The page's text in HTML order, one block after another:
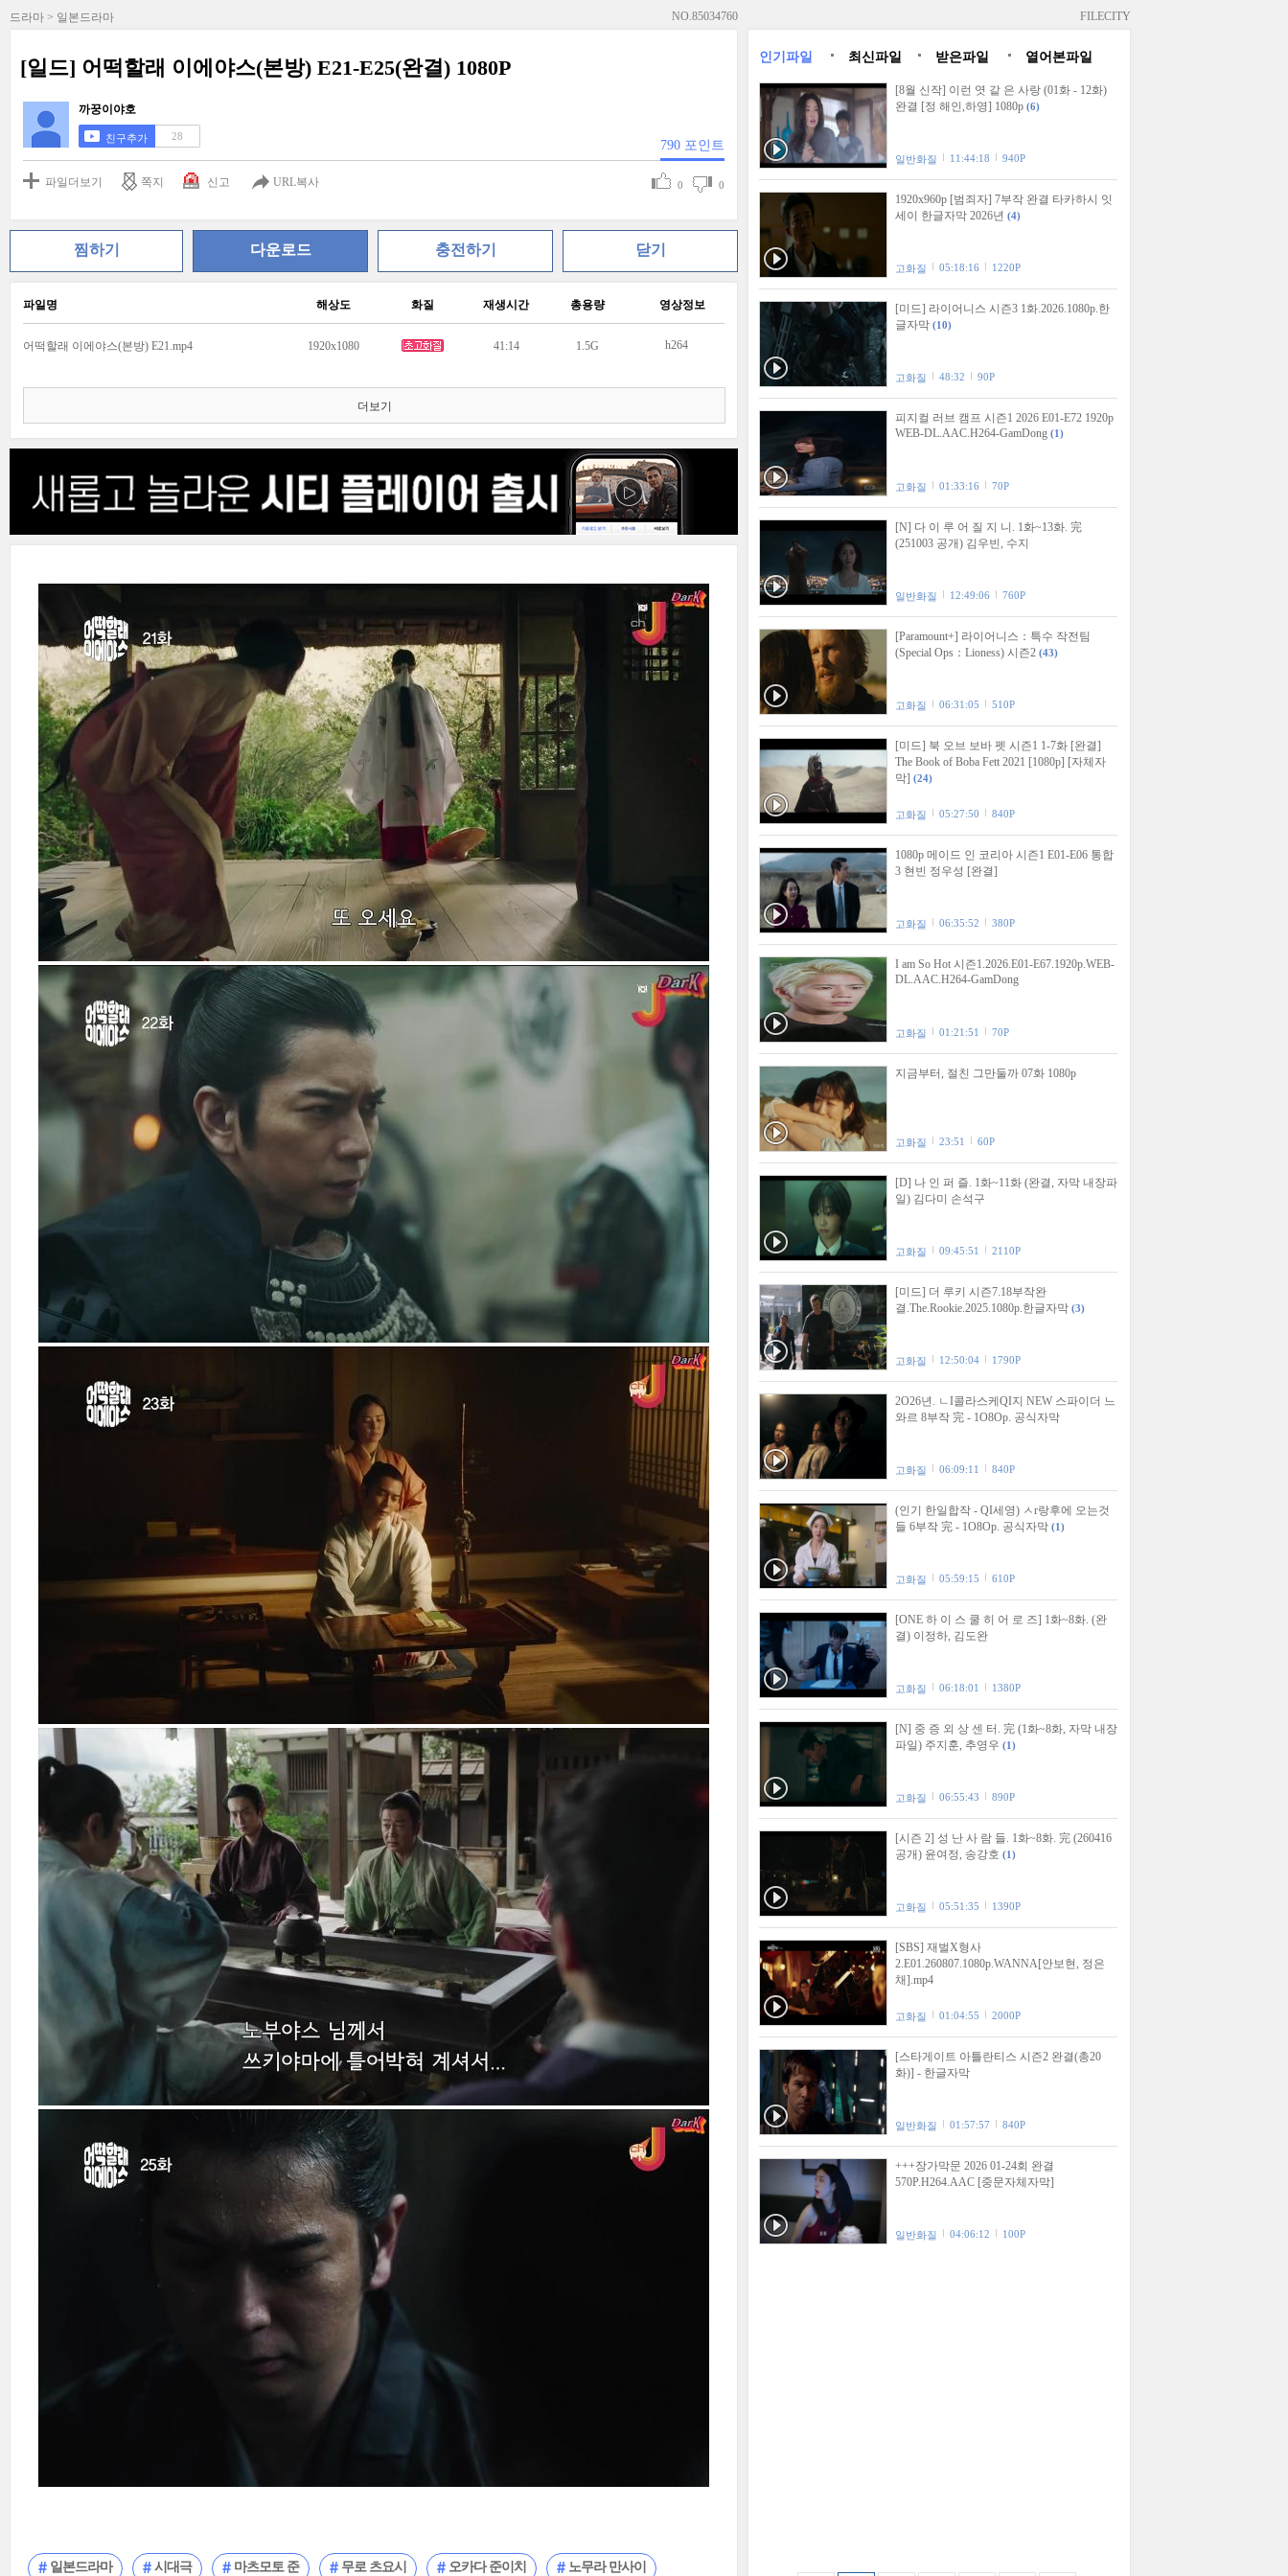
드라마 > 일본드라마 NO.85034760
[일드] 어떡할래 이에야스(본방) E21-E25(완결) 1080P
까꿍이야호
친구추가 28
790 포인트
파일더보기 쪽지 신고 URL복사 0 0
찜하기 다운로드 충전하기 닫기
파일명 해상도 화질 재생시간 총용량 영상정보
어떡할래 이에야스(본방) E21.mp4 1920x1080 41:14 1.5G h264
더보기
일본드라마 시대극 마츠모토 준 무로 츠요시 오카다 준이치 노무라 만사이
FILECITY
인기파일 최신파일 받은파일 열어본파일
[8월 신작] 이런 엿 같 은 사랑 (01화 - 12화)
완결 [정 해인,하영] 1080p (6)
일반화질 11:44:18 940P
1920x960p [범죄자] 7부작 완결 타카하시 잇
세이 한글자막 2026년 (4)
고화질 05:18:16 1220P
[미드] 라이어니스 시즌3 1화.2026.1080p.한
글자막 (10)
고화질 48:32 90P
피지컬 러브 캠프 시즌1 2026 E01-E72 1920p
WEB-DL.AAC.H264-GamDong (1)
고화질 01:33:16 70P
[N] 다 이 루 어 질 지 니. 1화~13화. 完
(251003 공개) 김우빈, 수지
일반화질 12:49:06 760P
[Paramount+] 라이어니스：특수 작전팀
(Special Ops：Lioness) 시즌2 (43)
고화질 06:31:05 510P
[미드] 북 오브 보바 펫 시즌1 1-7화 [완결]
The Book of Boba Fett 2021 [1080p] [자체자
막] (24)
고화질 05:27:50 840P
1080p 메이드 인 코리아 시즌1 E01-E06 통합
3 현빈 정우성 [완결]
고화질 06:35:52 380P
I am So Hot 시즌1.2026.E01-E67.1920p.WEB-
DL.AAC.H264-GamDong
고화질 01:21:51 70P
지금부터, 절친 그만둘까 07화 1080p
고화질 23:51 60P
[D] 나 인 퍼 즐. 1화~11화 (완결, 자막 내장파
일) 김다미 손석구
고화질 09:45:51 2110P
[미드] 더 루키 시즌7.18부작완
결.The.Rookie.2025.1080p.한글자막 (3)
고화질 12:50:04 1790P
2O26년. ㄴI콜라스케QI지 NEW 스파이더 느
와르 8부작 完 - 1O8Op. 공식자막
고화질 06:09:11 840P
(인기 한일합작 - QI세영) ㅅr랑후에 오는것
들 6부작 完 - 1O8Op. 공식자막 (1)
고화질 05:59:15 610P
[ONE 하 이 스 쿨 히 어 로 즈] 1화~8화. (완
결) 이정하, 김도완
고화질 06:18:01 1380P
[N] 중 증 외 상 센 터. 完 (1화~8화, 자막 내장
파일) 주지훈, 추영우 (1)
고화질 06:55:43 890P
[시즌 2] 성 난 사 람 들. 1화~8화. 完 (260416
공개) 윤여정, 송강호 (1)
고화질 05:51:35 1390P
[SBS] 재벌X형사
2.E01.260807.1080p.WANNA[안보현, 정은
채].mp4
고화질 01:04:55 2000P
[스타게이트 아틀란티스 시즌2 완결(총20
화)] - 한글자막
일반화질 01:57:57 840P
+++장가막문 2026 01-24회 완결
570P.H264.AAC [중문자체자막]
일반화질 04:06:12 100P